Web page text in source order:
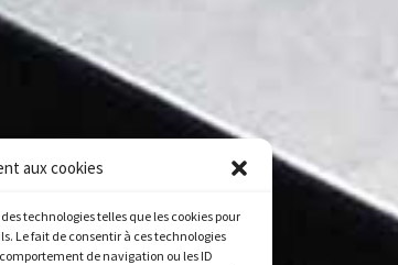
aux cookies
technologies telles que les cookies pour
Le fait de consentir à ces technologies
de navigation ou les ID